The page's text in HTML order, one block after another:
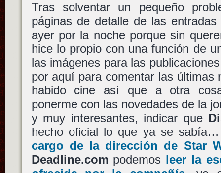
Tras solventar un pequeño
páginas de detalle de las
ayer por la noche porque sin
hice lo propio con una función de
las imágenes para las
por aquí para comentar las
habido cine así que a otra
ponerme con las novedades de la
y muy interesantes, indicar que
hecho oficial lo que ya se
cargo de la dirección de Star
Deadline.com podemos leer la